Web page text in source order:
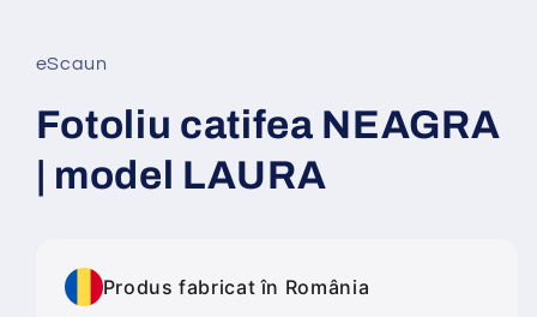
fereastră
modală
eScaun
Fotoliu catifea NEAGRA
| model LAURA
Produs fabricat în România